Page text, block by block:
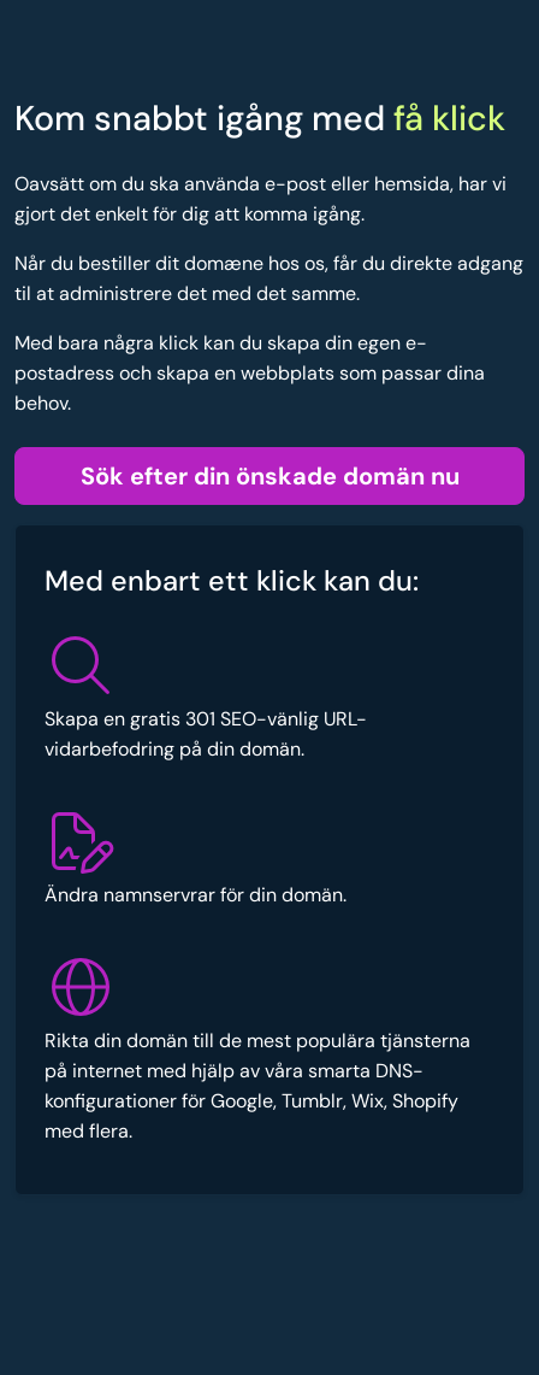
Kom snabbt igång med få klick
Oavsätt om du ska använda e-post eller hemsida, har vi
gjort det enkelt för dig att komma igång.
Når du bestiller dit domæne hos os, får du direkte adgang
til at administrere det med det samme.
Med bara några klick kan du skapa din egen e-
postadress och skapa en webbplats som passar dina
behov.
Sök efter din önskade domän nu
Med enbart ett klick kan du:
Skapa en gratis 301 SEO-vänlig URL-
vidarbefodring på din domän.
Ändra namnservrar för din domän.
Rikta din domän till de mest populära tjänsterna
på internet med hjälp av våra smarta DNS-
konfigurationer för Google, Tumblr, Wix, Shopify
med flera.